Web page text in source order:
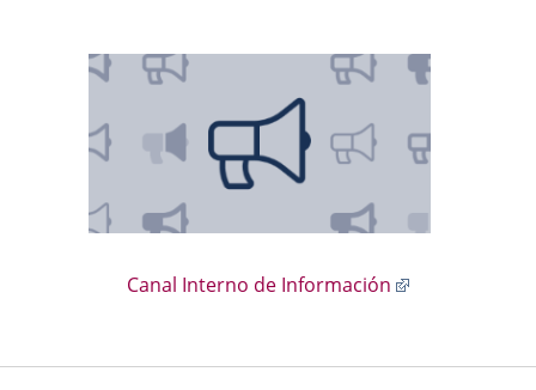
Canal Interno de Información
Enlace
aplicación